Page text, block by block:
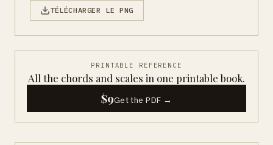
TÉLÉCHARGER LE PNG
PRINTABLE REFERENCE
All the chords and scales in one printable book.
$9Get the PDF →